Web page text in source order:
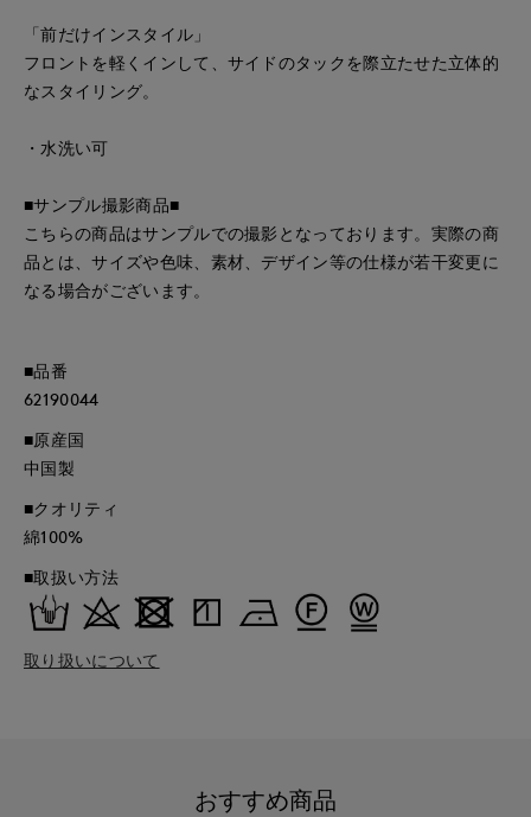
「前だけインスタイル」
フロントを軽くインして、サイドのタックを際立たせた立体的
なスタイリング。
・水洗い可
■サンプル撮影商品■
こちらの商品はサンプルでの撮影となっております。実際の商
品とは、サイズや色味、素材、デザイン等の仕様が若干変更に
なる場合がございます。
■品番
62190044
■原産国
中国製
■クオリティ
綿100%
■取扱い方法
取り扱いについて
おすすめ商品